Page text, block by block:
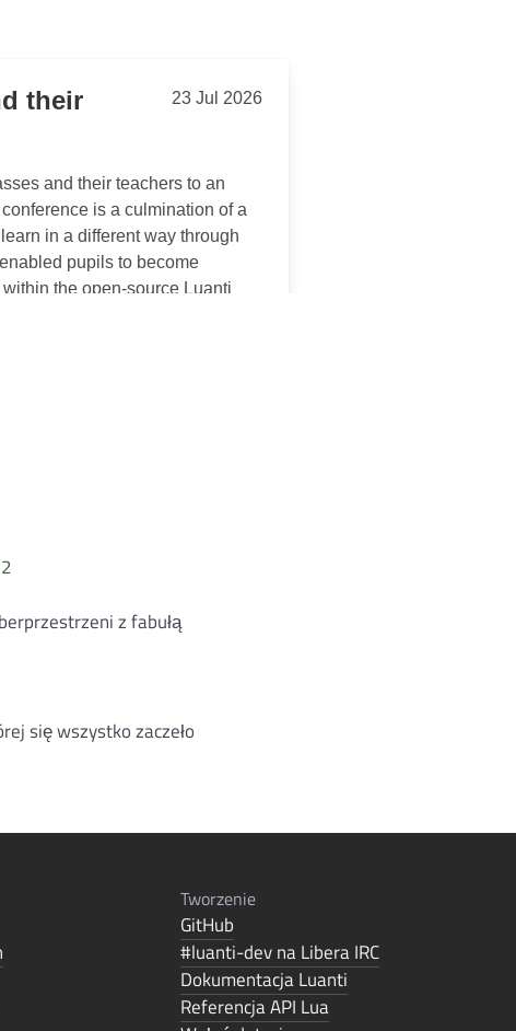
z fabułą
się wszystko zaczeło
Tworzenie
GitHub
#luanti-dev na Libera IRC
Dokumentacja Luanti
Referencja API Lua